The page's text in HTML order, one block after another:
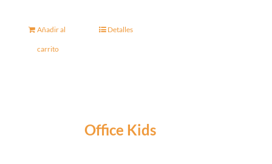
Añadir al
carrito
Detalles
Office Kids